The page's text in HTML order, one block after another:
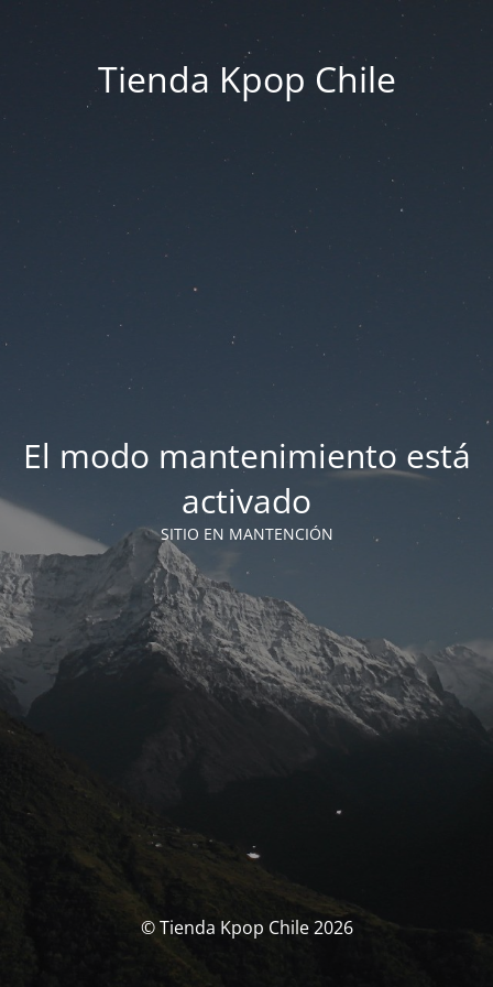
Tienda Kpop Chile
El modo mantenimiento está
activado
SITIO EN MANTENCIÓN
© Tienda Kpop Chile 2026